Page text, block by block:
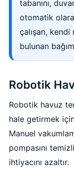
Yosun Önleyici
Havuz Suyu
Havuz PH
Sıvı pH
pH Yükseltici
Bwt Havuz
Havuz Trafoları
Krom
Süs
Havuz Merdiven
Havuz Filtreleri
tabanını,
otomatik
çalışan,
bulunan
Robotik
Robotik havuz
hale getirmek
Manuel
pompasını
ihtiyacını azaltır.